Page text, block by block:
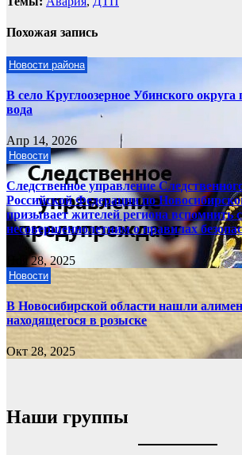
Похожая запись
Новости района
В село Круглоозерное Убинского
вода
Апр 14, 2026
Новости
Следственное управление
Российской Федерации по
призывает жителей региона вспомнить
несовершеннолетним о правилах
Ноя 28, 2025
Новости
В Новосибирской области нашли
находящегося в розыске
Окт 28, 2025
Наши группы